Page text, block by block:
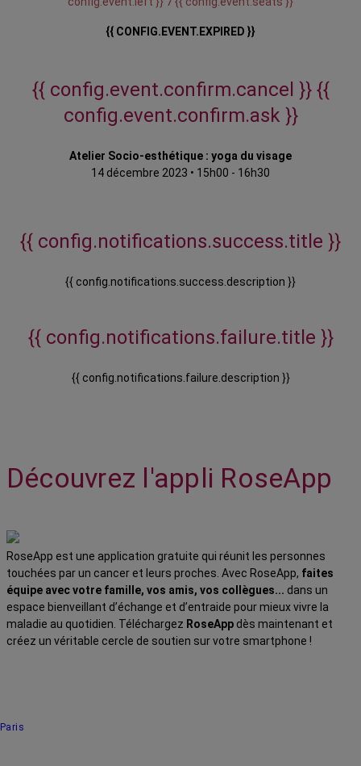
{{ CONFIG.EVENT.EXPIRED }}
{{ config.event.confirm.cancel }} {{
config.event.confirm.ask }}
Atelier Socio-esthétique : yoga du visage
14 décembre 2023 • 15h00 - 16h30
{{ config.notifications.success.title }}
{{ config.notifications.success.description }}
{{ config.notifications.failure.title }}
{{ config.notifications.failure.description }}
Découvrez l'appli RoseApp
RoseApp est une application gratuite qui réunit les personnes
touchées par un cancer et leurs proches. Avec RoseApp, faites
équipe avec votre famille, vos amis, vos collègues... dans un
espace bienveillant d’échange et d’entraide pour mieux vivre la
maladie au quotidien. Téléchargez RoseApp dès maintenant et
créez un véritable cercle de soutien sur votre smartphone !
Paris